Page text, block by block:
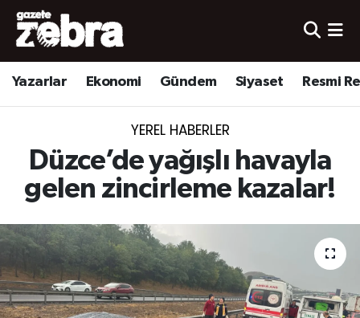
Yazarlar Ekonomi Gündem Siyaset Resmi
YEREL HABERLER
Düzce’de yağışlı havayla
gelen zincirleme kazalar!
Yazarlar
Ekonomi
Yerel
Spor
Nöbetçi Eczaneler
Hava Durumu
Süper Lig Puan Durumu ve Fikstür
Tüm Manşetler
Son Dakika Haberleri
Haber Arşivi